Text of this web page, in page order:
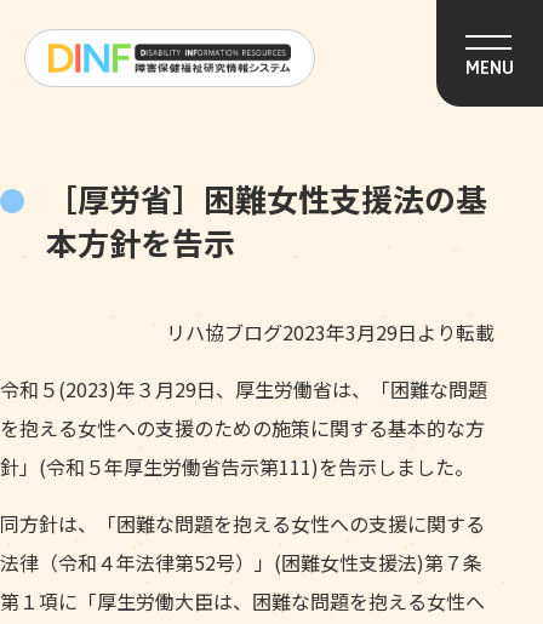
MENU
［厚労省］困難女性支援法の基
本方針を告示
リハ協ブログ2023年3月29日より転載
令和５(2023)年３月29日、厚生労働省は、「困難な問題
を抱える女性への支援のための施策に関する基本的な方
針」(令和５年厚生労働省告示第111)を告示しました。
同方針は、「困難な問題を抱える女性への支援に関する
法律（令和４年法律第52号）」(困難女性支援法)第７条
第１項に「厚生労働大臣は、困難な問題を抱える女性へ